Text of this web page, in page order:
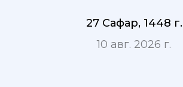
27 Сафар, 1448 г.
10 авг. 2026 г.